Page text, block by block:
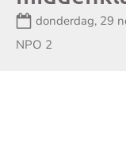
Datum:
donderdag, 29
Zender:
NPO 2